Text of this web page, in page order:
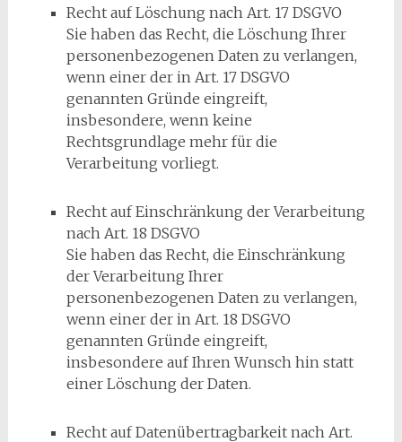
Recht auf Löschung nach Art. 17 DSGVO
Sie haben das Recht, die Löschung Ihrer
personenbezogenen Daten zu verlangen,
wenn einer der in Art. 17 DSGVO
genannten Gründe eingreift,
insbesondere, wenn keine
Rechtsgrundlage mehr für die
Verarbeitung vorliegt.
Recht auf Einschränkung der Verarbeitung
nach Art. 18 DSGVO
Sie haben das Recht, die Einschränkung
der Verarbeitung Ihrer
personenbezogenen Daten zu verlangen,
wenn einer der in Art. 18 DSGVO
genannten Gründe eingreift,
insbesondere auf Ihren Wunsch hin statt
einer Löschung der Daten.
Recht auf Datenübertragbarkeit nach Art.